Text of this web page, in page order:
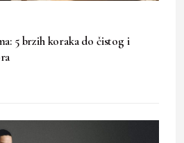
5 brzih koraka do čistog i